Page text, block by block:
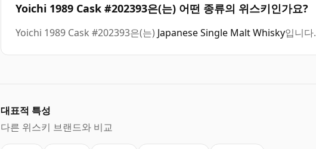
Yoichi 1989 Cask #202393은(는) 어떤 종류의 위스키인가요?
Yoichi 1989 Cask #202393은(는) Japanese Single Malt Whisky입니다.
대표적 특성
다른 위스키 브랜드와 비교